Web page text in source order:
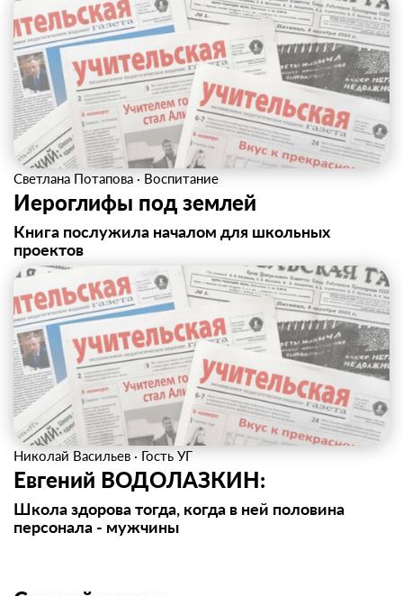
Светлана Потапова · Воспитание
Иероглифы под землей
Книга послужила началом для школьных
проектов
Николай Васильев · Гость УГ
Евгений ВОДОЛАЗКИН:
Школа здорова тогда, когда в ней половина
персонала - мужчины